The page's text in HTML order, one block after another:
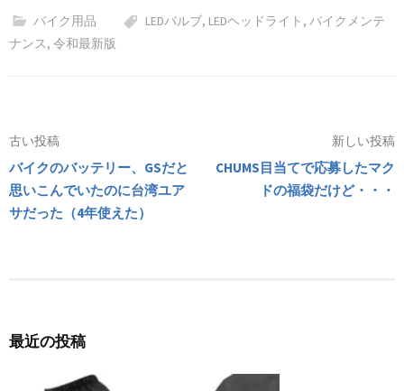
6000Lm）に交
換
HIDより全然い
くないかも？
バイク用品 LEDバルブ, LEDヘッドライト , バイクメンテ
ナンス, 令和最新版
投
稿
ナ
シ
古い投稿
バイクのバッテリー、GSだと
思いこんでいたのに台湾ユア
サだった（4年使えた）
新しい投稿
CHUMS目当てで応募したマク
ドの福袋だけど・・・
最近の投稿